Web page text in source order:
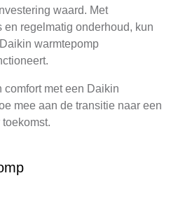
waard. Met
regelmatig onderhoud, kun
warmtepomp
comfort met een Daikin
mee aan de transitie naar een